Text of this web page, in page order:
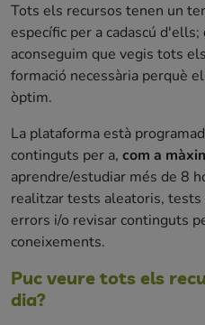
Tots els recursos tenen un
específic per a cadascú
aconseguim que vegis tots
formació necessària perquè
òptim.
La plataforma està
continguts per a, com a
aprendre/estudiar més de 8
realitzar tests aleatoris,
errors i/o revisar continguts
coneixements.
Puc veure tots els
dia?